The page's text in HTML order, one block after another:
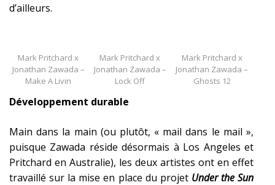
d’ailleurs.
Mark Pritchard x
Jonathan Zawada –
Make A Livin
Mark Pritchard x
Jonathan Zawada –
Lock Off
Mark Pritchard x
Jonathan Zawada –
Ghosts 12
Développement durable
Main dans la main (ou plutôt, « mail dans le mail »,
puisque Zawada réside désormais à Los Angeles et
Pritchard en Australie), les deux artistes ont en effet
travaillé sur la mise en place du projet Under the Sun